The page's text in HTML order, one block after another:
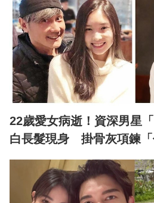
22歲愛女病逝！資深男星
白長髮現身 掛骨灰項鍊「